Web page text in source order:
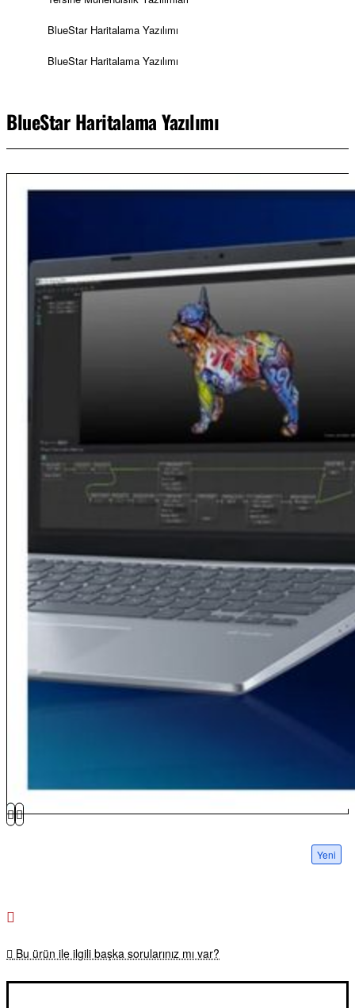
BlueStar Haritalama Yazılımı
BlueStar Haritalama Yazılımı
BlueStar Haritalama Yazılımı
Yeni
Bu ürün ile ilgili başka sorularınız mı var?